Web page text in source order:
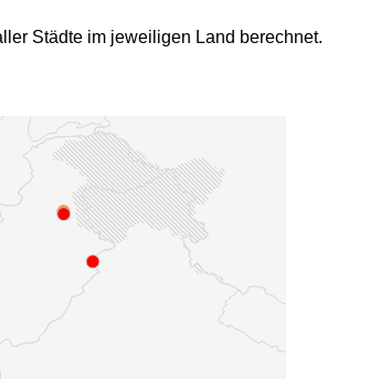
Städte im jeweiligen Land berechnet.